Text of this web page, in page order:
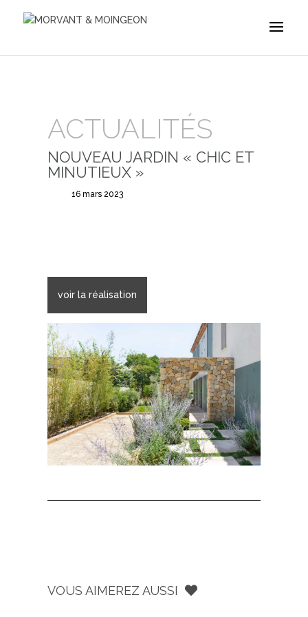
ACTUALITÉS
NOUVEAU JARDIN « CHIC ET
MINUTIEUX »
16 mars 2023
voir la réalisation
VOUS AIMEREZ AUSSI